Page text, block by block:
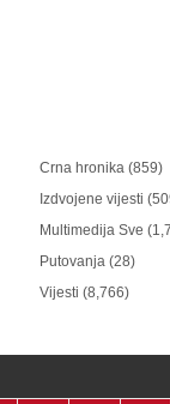
Crna hronika (859)
Izdvojene vijesti
Multimedija Sve
Putovanja (28)
Vijesti (8,766)